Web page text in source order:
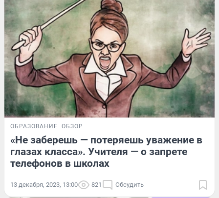
ОБРАЗОВАНИЕ ОБЗОР
«Не заберешь — потеряешь уважение в
глазах класса». Учителя — о запрете
телефонов в школах
13 декабря, 2023, 13:00 821 Обсудить